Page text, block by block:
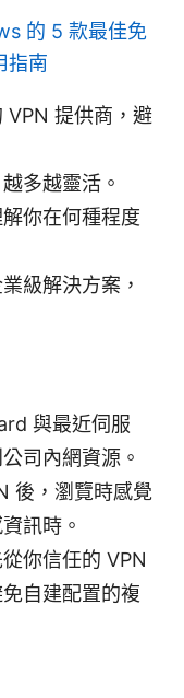
的 5 款最佳免
指南
VPN 提供商，避
多越靈活。
你在何種程度
級解決方案，
與最近伺服
司內網資源。
後，瀏覽時感覺
訊時。
你信任的 VPN
自建配置的複